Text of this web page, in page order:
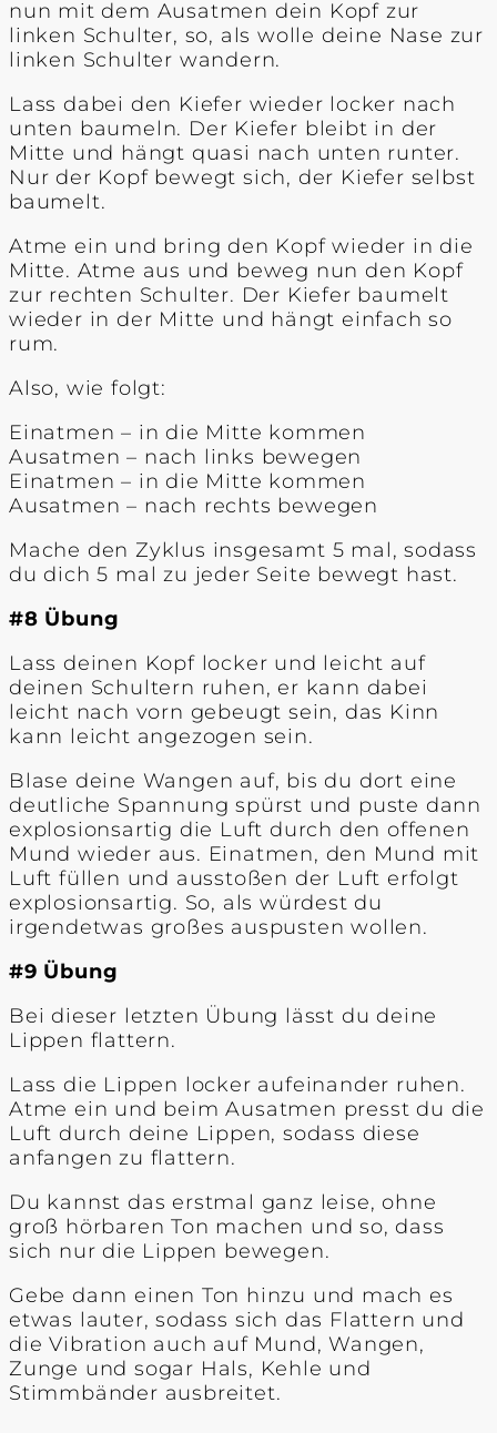
nun mit dem Ausatmen dein Kopf zur
linken Schulter, so, als wolle deine Nase zur
linken Schulter wandern.
Lass dabei den Kiefer wieder locker nach
unten baumeln. Der Kiefer bleibt in der
Mitte und hängt quasi nach unten runter.
Nur der Kopf bewegt sich, der Kiefer selbst
baumelt.
Atme ein und bring den Kopf wieder in die
Mitte. Atme aus und beweg nun den Kopf
zur rechten Schulter. Der Kiefer baumelt
wieder in der Mitte und hängt einfach so
rum.
Also, wie folgt:
Einatmen – in die Mitte kommen
Ausatmen – nach links bewegen
Einatmen – in die Mitte kommen
Ausatmen – nach rechts bewegen
Mache den Zyklus insgesamt 5 mal, sodass
du dich 5 mal zu jeder Seite bewegt hast.
#8 Übung
Lass deinen Kopf locker und leicht auf
deinen Schultern ruhen, er kann dabei
leicht nach vorn gebeugt sein, das Kinn
kann leicht angezogen sein.
Blase deine Wangen auf, bis du dort eine
deutliche Spannung spürst und puste dann
explosionsartig die Luft durch den offenen
Mund wieder aus. Einatmen, den Mund mit
Luft füllen und ausstoßen der Luft erfolgt
explosionsartig. So, als würdest du
irgendetwas großes auspusten wollen.
#9 Übung
Bei dieser letzten Übung lässt du deine
Lippen flattern.
Lass die Lippen locker aufeinander ruhen.
Atme ein und beim Ausatmen presst du die
Luft durch deine Lippen, sodass diese
anfangen zu flattern.
Du kannst das erstmal ganz leise, ohne
groß hörbaren Ton machen und so, dass
sich nur die Lippen bewegen.
Gebe dann einen Ton hinzu und mach es
etwas lauter, sodass sich das Flattern und
die Vibration auch auf Mund, Wangen,
Zunge und sogar Hals, Kehle und
Stimmbänder ausbreitet.